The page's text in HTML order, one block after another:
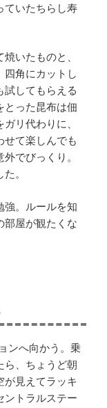
ていたちらし寿
いたものと、
四角にカットし
試してもらえる
とった昆布は佃
リ代わりに、
せて楽しんでも
でびっくり。
。
強。ルールを知
部屋が観たくな
ンへ向かう。乗
ら、ちょうど朝
が見えてラッキ
ントラルステー